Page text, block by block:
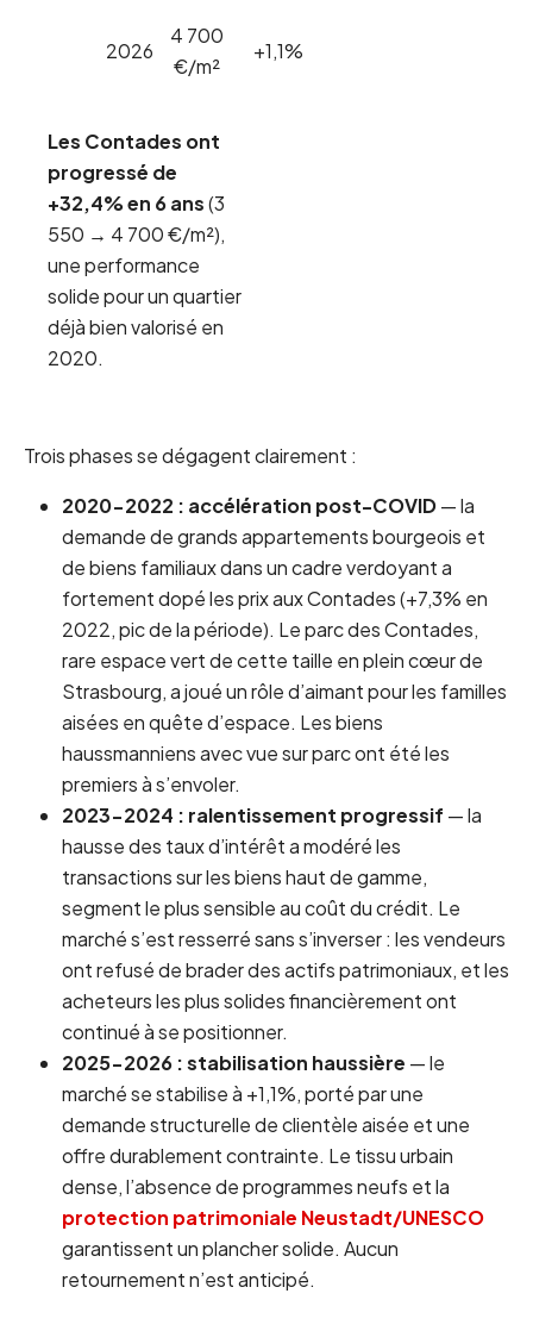
2026
4 700
€/m²
+1,1%
Les Contades ont
progressé de
+32,4% en 6 ans(3
550 → 4 700 €/m²),
une performance
solide pour un quartier
déjà bien valorisé en
2020.
Trois phases se dégagent clairement :
2020-2022 : accélération post-COVID— la
demande de grands appartements bourgeois et
de biens familiaux dans un cadre verdoyant a
fortement dopé les prix aux Contades (+7,3% en
2022, pic de la période). Le parc des Contades,
rare espace vert de cette taille en plein cœur de
Strasbourg, a joué un rôle d’aimant pour les familles
aisées en quête d’espace. Les biens
haussmanniens avec vue sur parc ont été les
premiers à s’envoler.
2023-2024 : ralentissement progressif — la
hausse des taux d’intérêt a modéré les
transactions sur les biens haut de gamme,
segment le plus sensible au coût du crédit. Le
marché s’est resserré sans s’inverser : les vendeurs
ont refusé de brader des actifs patrimoniaux, et les
acheteurs les plus solides financièrement ont
continué à se positionner.
2025-2026 : stabilisation haussière — le
marché se stabilise à +1,1%, porté par une
demande structurelle de clientèle aisée et une
offre durablement contrainte. Le tissu urbain
dense, l’absence de programmes neufs et la
protection patrimoniale Neustadt/UNESCO
garantissent un plancher solide. Aucun
retournement n’est anticipé.